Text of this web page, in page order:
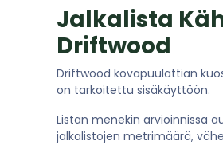
Jalkalista
Driftwood
Driftwood kovapuulattian
on tarkoitettu sisäkäyttöön.
Listan menekin arvioinnissa
jalkalistojen metrimäärä,